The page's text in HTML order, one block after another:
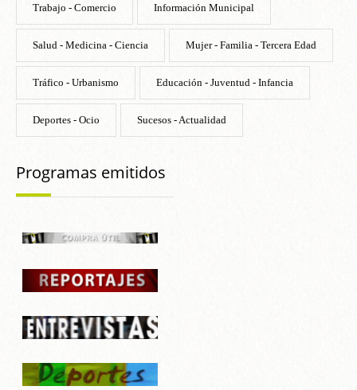
Trabajo - Comercio Información Municipal
Salud - Medicina - Ciencia Mujer - Familia - Tercera Edad
Tráfico - Urbanismo Educación - Juventud - Infancia
Deportes - Ocio Sucesos - Actualidad
Programas emitidos